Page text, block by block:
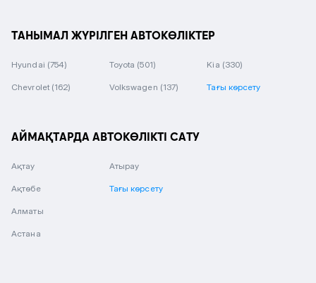
ТАНЫМАЛ ЖҮРІЛГЕН АВТОКӨЛІКТЕР
Hyundai (754) Toyota (501) Kia (330)
Chevrolet (162) Volkswagen (137) Тағы көрсету
АЙМАҚТАРДА АВТОКӨЛІКТІ САТУ
Ақтау
Ақтөбе
Алматы
Астана
Атырау
Тағы көрсету